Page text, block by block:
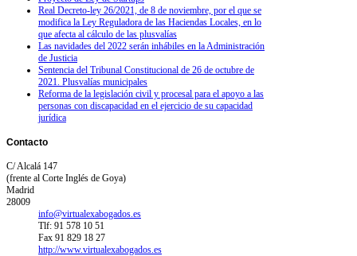
Real Decreto-ley 26/2021, de 8 de noviembre, por el que se
modifica la Ley Reguladora de las Haciendas Locales, en lo
que afecta al cálculo de las plusvalías
Las navidades del 2022 serán inhábiles en la Administración
de Justicia
Sentencia del Tribunal Constitucional de 26 de octubre de
2021. Plusvalías municipales
Reforma de la legislación civil y procesal para el apoyo a las
personas con discapacidad en el ejercicio de su capacidad
jurídica
Contacto
C/ Alcalá 147
(frente al Corte Inglés de Goya)
Madrid
28009
info@virtualexabogados.es
Tlf: 91 578 10 51
Fax 91 829 18 27
http://www.virtualexabogados.es